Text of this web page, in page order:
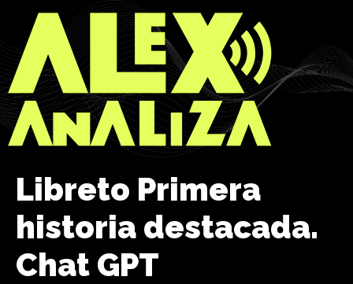
Libreto Primera
historia destacada.
Chat GPT